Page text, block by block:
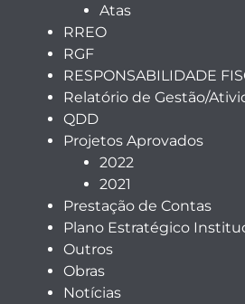
Atas
RREO
RGF
RESPONSABILIDADE
Relatório de Gestão/
QDD
Projetos Aprovados
2022
2021
Prestação de Contas
Plano Estratégico
Outros
Obras
Notícias